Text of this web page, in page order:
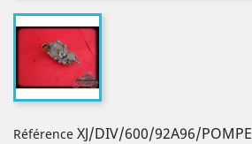
Référence XJ/DIV/600/92A96/POMPE